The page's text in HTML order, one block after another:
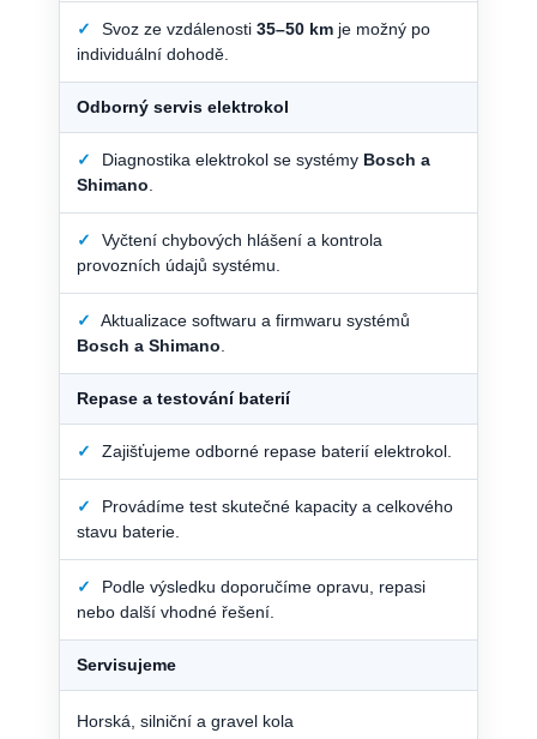
✓ Svoz ze vzdálenosti 35–50 km je možný po
individuální dohodě.
Odborný servis elektrokol
✓ Diagnostika elektrokol se systémy Bosch a
Shimano
✓
Vyčtení chybových hlášení a kontrola
provozních údajů systému.
✓
Aktualizace softwaru a firmwaru systémů
Bosch a Shimano
Repase a testování baterií
✓ Zajišťujeme odborné repase baterií elektrokol.
✓
Provádíme test skutečné kapacity a celkového
stavu baterie.
✓
Podle výsledku doporučíme opravu, repasi
nebo další vhodné řešení.
Servisujeme
Horská, silniční a gravel kola